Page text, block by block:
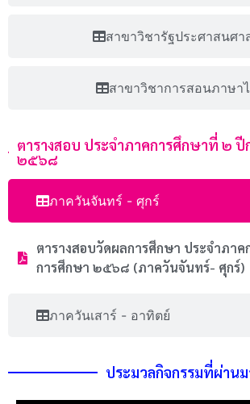
สาขาวิชารัฐประศาสนศา
สาขาวิชาการสอนภาษา
ตารางสอบ ประจำภาคการศึกษาที่ ๒ ปี
๒๕๖๘
ภาควันจันทร์ - ศุกร์
ภาควันเสาร์ - อาทิตย์
ตารางสอบวัดผลการศึกษา ประจําภา
การศึกษา ๒๕๖๘ (ภาควันจันทร์- ศุกร์)
ประมวลกิจกรรมที่ผ่านม